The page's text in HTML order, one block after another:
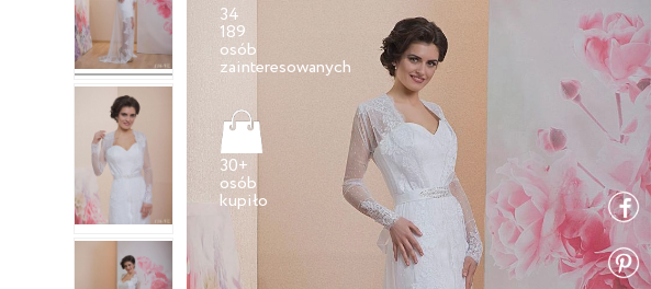
34
189
osób
30+
osób